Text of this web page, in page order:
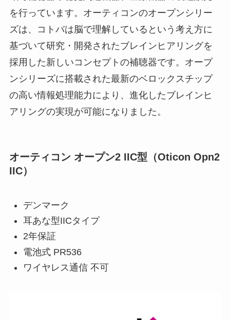
を行っています。オーティコンのオープンシリー
ズは、コトバは脳で理解しているという考え方に
基づいて研究・開発されたブレインヒアリングを
採用した新しいコンセプトの補聴器です。オープ
ンシリーズに搭載された最新のベロックスチップ
の高い情報処理能力により、進化したブレインヒ
アリングの実現が可能になりました。
オーティコン オープン2 IIC型（Oticon Opn2
IIC）
デンマーク
耳あな型IICタイプ
2年保証
電池式 PR536
ワイヤレス通信 不可